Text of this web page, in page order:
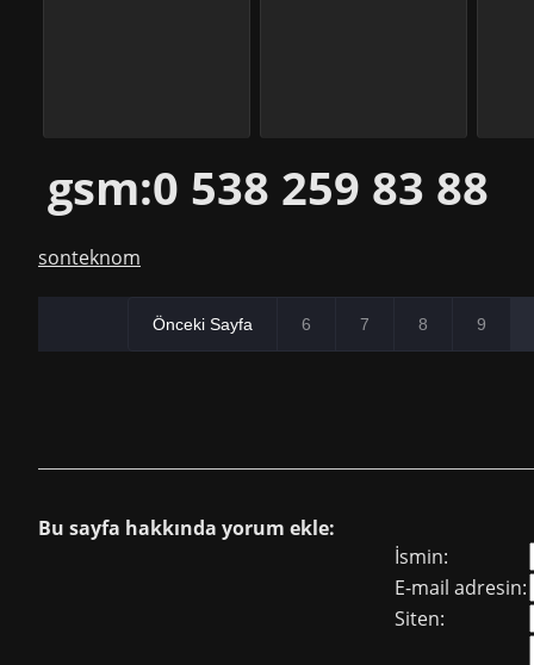
gsm:0 538 259 83 88
sonteknom
Önceki Sayfa 6 7 8 9
Bu sayfa hakkında yorum ekle:
İsmin:
E-mail adresin:
Siten: